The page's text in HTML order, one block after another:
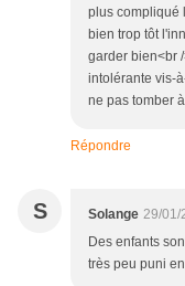
plus compliqué
bien trop tôt
garder bien<br
intolérante vis-
ne pas tomber
Répondre
S Solange 29/01/
Des enfants
très peu puni